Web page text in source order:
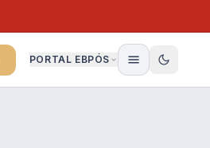
PORTAL EBPÓS